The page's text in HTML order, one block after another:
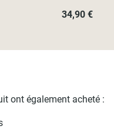
34,90 €
ont également acheté :